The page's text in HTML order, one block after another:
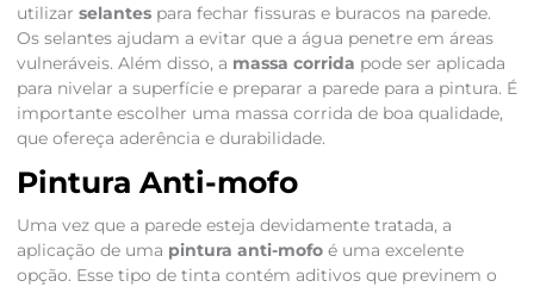
utilizar selantespara fechar fissuras e buracos na parede.
Os selantes ajudam a evitar que a água penetre em áreas
vulneráveis. Além disso, a massa corrida pode ser aplicada
para nivelar a superfície e preparar a parede para a pintura. É
importante escolher uma massa corrida de boa qualidade,
que ofereça aderência e durabilidade.
Pintura Anti-mofo
Uma vez que a parede esteja devidamente tratada, a
aplicação de uma pintura anti-mofoé uma excelente
opção. Esse tipo de tinta contém aditivos que previnem o